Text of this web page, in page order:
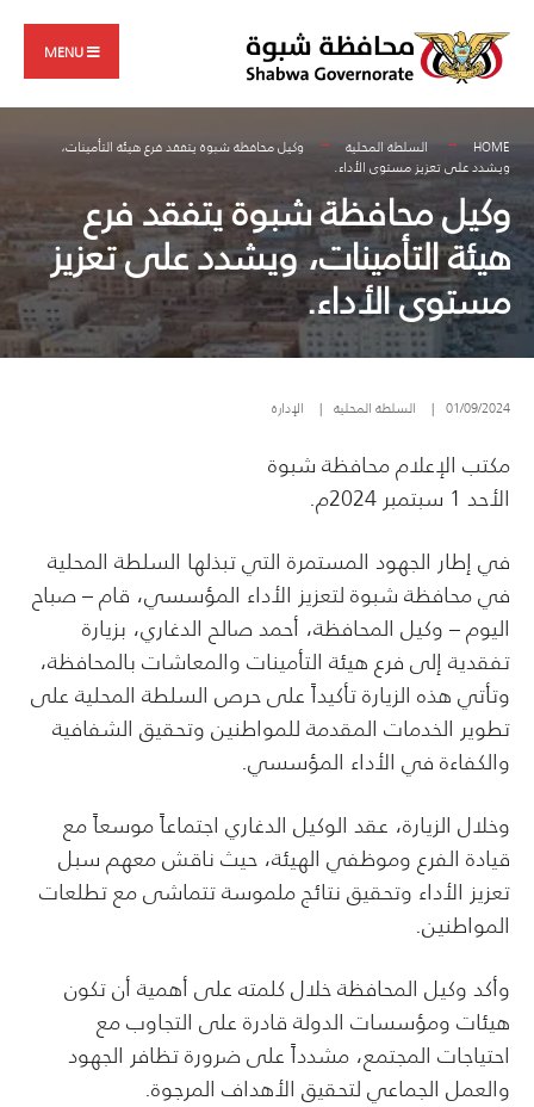
content
MENU
HOME السلطة المحلية
وكيل محافظة شبوة يتفقد فرع هيئة التأمينات،
ويشدد على تعزيز مستوى الأداء.
وكيل محافظة شبوة يتفقد فرع
هيئة التأمينات، ويشدد على تعزيز
مستوى الأداء.
01/09/2024
| السلطة المحلية | الإدارة
مكتب الإعلام محافظة شبوة
الأحد 1 سبتمبر 2024م.
في إطار الجهود المستمرة التي تبذلها السلطة المحلية
في محافظة شبوة لتعزيز الأداء المؤسسي، قام – صباح
اليوم – وكيل المحافظة، أحمد صالح الدغاري، بزيارة
تفقدية إلى فرع هيئة التأمينات والمعاشات بالمحافظة،
وتأتي هذه الزيارة تأكيداً على حرص السلطة المحلية على
تطوير الخدمات المقدمة للمواطنين وتحقيق الشفافية
والكفاءة في الأداء المؤسسي.
وخلال الزيارة، عقد الوكيل الدغاري اجتماعاً موسعاً مع
قيادة الفرع وموظفي الهيئة، حيث ناقش معهم سبل
تعزيز الأداء وتحقيق نتائج ملموسة تتماشى مع تطلعات
المواطنين.
وأكد وكيل المحافظة خلال كلمته على أهمية أن تكون
هيئات ومؤسسات الدولة قادرة على التجاوب مع
احتياجات المجتمع، مشدداً على ضرورة تظافر الجهود
والعمل الجماعي لتحقيق الأهداف المرجوة.
for: